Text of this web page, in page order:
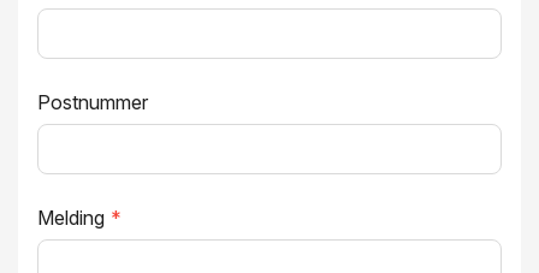
Postnummer
Melding *